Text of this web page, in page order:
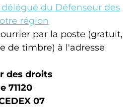
du Défenseur des
région
par la poste (gratuit,
de timbre) à l'adresse
des droits
71120
07